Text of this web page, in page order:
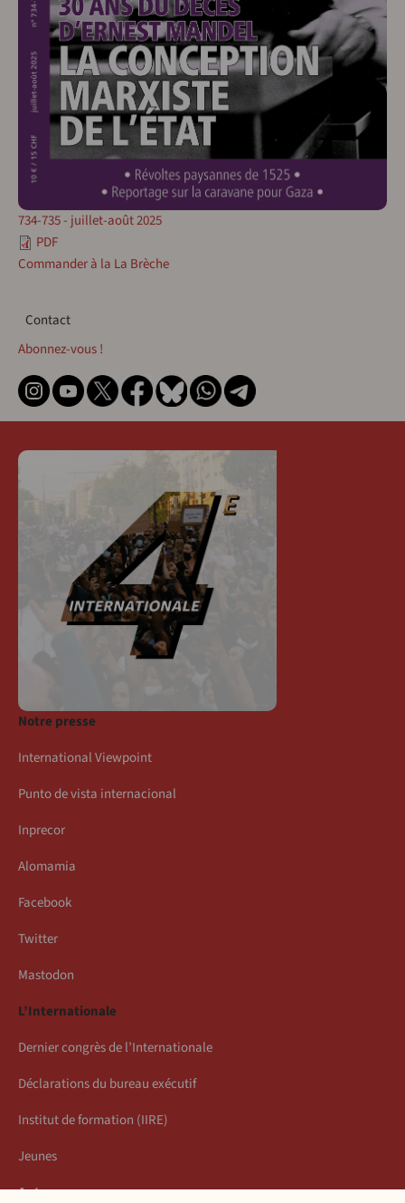
734-735 - juillet-août 2025
PDF
Commander à la La Brèche
Contact
Contact
Abonnez-vous !
Notre presse
International Viewpoint
Punto de vista internacional
Inprecor
Alomamia
Facebook
Twitter
Mastodon
L’Internationale
Dernier congrès de l’Internationale
Déclarations du bureau exécutif
Institut de formation (IIRE)
Jeunes
Auteurs